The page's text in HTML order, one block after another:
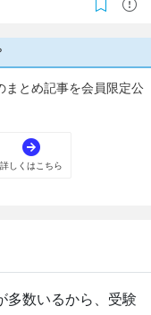
多数いるから、受験